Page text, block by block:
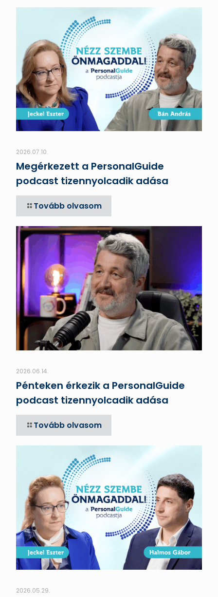
2026.07.10.
Megérkezett a PersonalGuide
podcast tizennyolcadik adása
Tovább olvasom
2026.06.14.
Pénteken érkezik a PersonalGuide
podcast tizennyolcadik adása
Tovább olvasom
2026.05.29.